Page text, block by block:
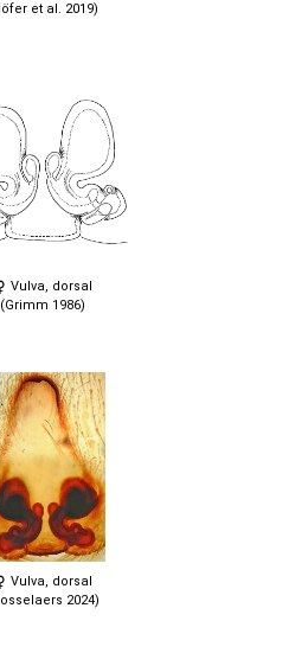
et al. 2019)
Vulva, dorsal
(Grimm 1986)
Vulva, dorsal
2024)